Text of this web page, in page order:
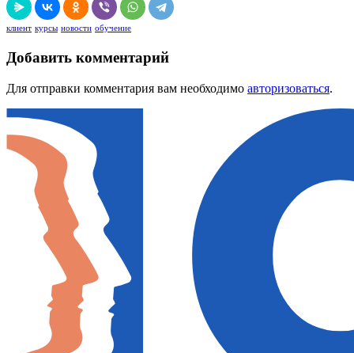
клиент курсы новости обучение
Добавить комментарий
Для отправки комментария вам необходимо авторизоваться.